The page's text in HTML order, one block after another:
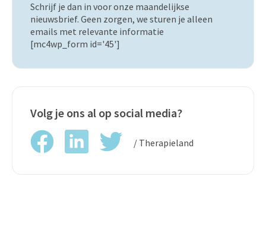
Schrijf je dan in voor onze maandelijkse
nieuwsbrief. Geen zorgen, we sturen je alleen
emails met relevante informatie
[mc4wp_form id='45']
Volg je ons al op social media?
/ Therapieland